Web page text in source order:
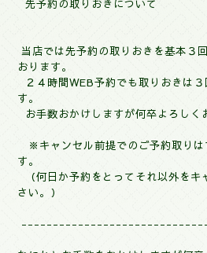
先予約の取りおきについて
当店では先予約の取りおきを基本３
おります。
２４時間WEB予約でも取りおきは
す。
お手数おかけしますが何卒よろしく
※ キャンセル前提でのご予約取り
す。
（何日か予約をとってそれ以外を
さい。）